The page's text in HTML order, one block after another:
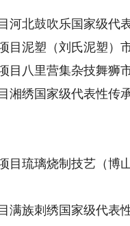
河北鼓吹乐国家级代
目泥塑（刘氏泥塑）
目八里营集杂技舞狮
湘绣国家级代表性传
目琉璃烧制技艺（博
满族刺绣国家级代表